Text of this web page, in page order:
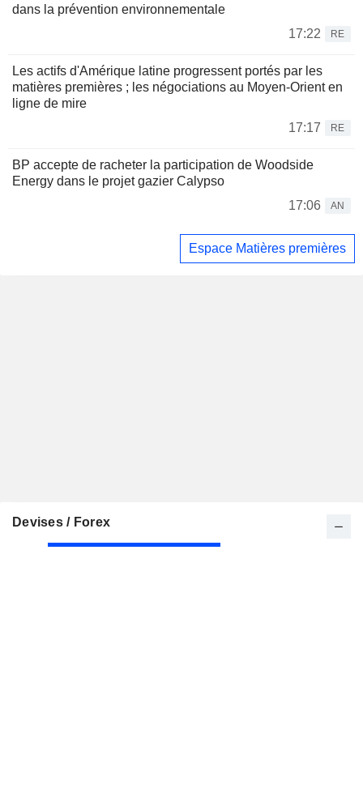
dans la prévention environnementale
17:22
RE
Les actifs d'Amérique latine progressent portés par les
matières premières ; les négociations au Moyen-Orient en
ligne de mire
17:17
RE
BP accepte de racheter la participation de Woodside
Energy dans le projet gazier Calypso
17:06
AN
Espace Matières premières
Devises / Forex